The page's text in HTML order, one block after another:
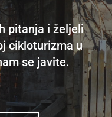
pitanja i željeli
cikloturizma u
se javite.